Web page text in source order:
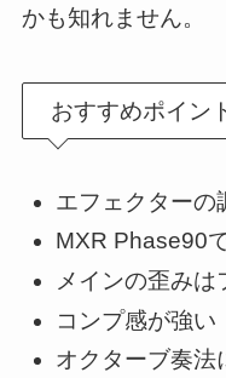
かも知れません。
おすすめポイン
エフェクターの
MXR Phase90
メインの歪みは
コンプ感が強い
オクターブ奏法